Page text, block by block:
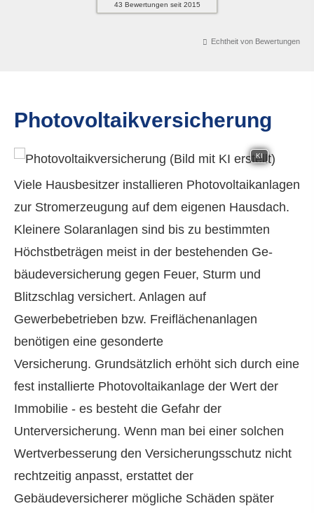
43 Bewertungen seit 2015
Echtheit von Bewertungen
Photo­voltaik­ver­si­che­rung
KI
Viele Hausbesitzer installieren Photovoltaikanlagen
zur Stromerzeugung auf dem eigenen Hausdach.
Kleinere Solaranlagen sind bis zu bestimmten
Höchstbeträgen meist in der bestehenden Ge­
bäude­ver­si­che­rung gegen Feuer, Sturm und
Blitzschlag versichert. Anlagen auf
Gewerbebetrieben bzw. Freiflächenanlagen
benötigen eine gesonderte
Versicherung. Grundsätzlich erhöht sich durch eine
fest installierte Photovoltaikanlage der Wert der
Immobilie - es besteht die Gefahr der
Unterversicherung. Wenn man bei einer solchen
Wertverbesserung den Versicherungsschutz nicht
rechtzeitig anpasst, erstattet der
Gebäudeversicherer mögliche Schäden später